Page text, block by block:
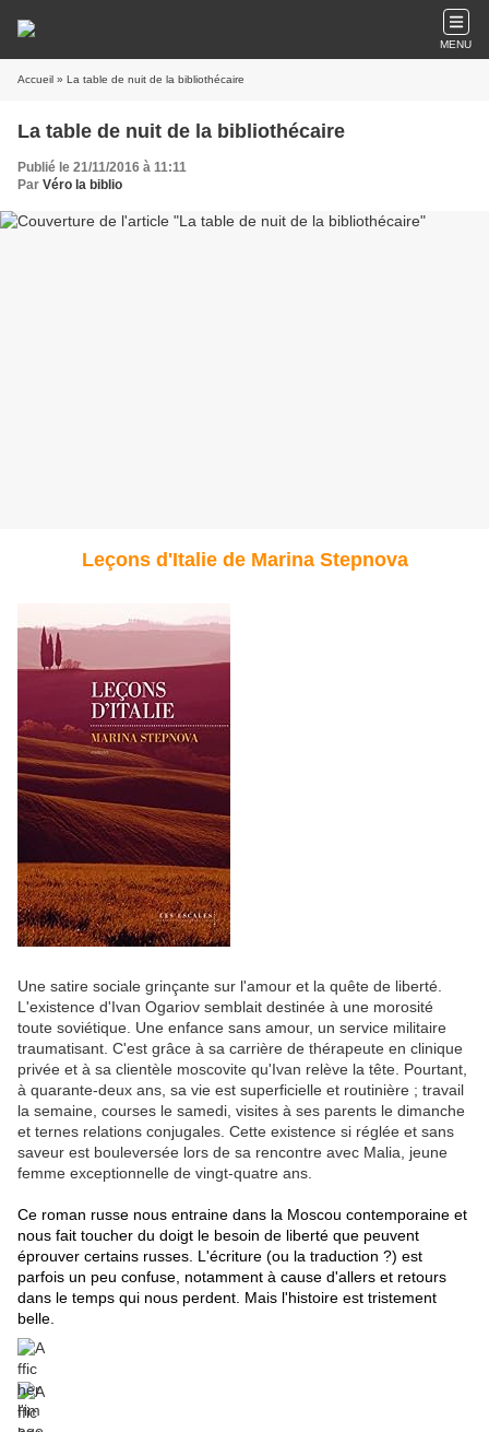
MENU
Accueil » La table de nuit de la bibliothécaire
La table de nuit de la bibliothécaire
Publié le 21/11/2016 à 11:11
Par Véro la biblio
Leçons d'Italie de Marina Stepnova
Une satire sociale grinçante sur l'amour et la quête de liberté.
L'existence d'Ivan Ogariov semblait destinée à une morosité
toute soviétique. Une enfance sans amour, un service militaire
traumatisant. C'est grâce à sa carrière de thérapeute en clinique
privée et à sa clientèle moscovite qu'Ivan relève la tête. Pourtant,
à quarante-deux ans, sa vie est superficielle et routinière ; travail
la semaine, courses le samedi, visites à ses parents le dimanche
et ternes relations conjugales. Cette existence si réglée et sans
saveur est bouleversée lors de sa rencontre avec Malia, jeune
femme exceptionnelle de vingt-quatre ans.
Ce roman russe nous entraine dans la Moscou contemporaine et
nous fait toucher du doigt le besoin de liberté que peuvent
éprouver certains russes. L'écriture (ou la traduction ?) est
parfois un peu confuse, notamment à cause d'allers et retours
dans le temps qui nous perdent. Mais l'histoire est tristement
belle.